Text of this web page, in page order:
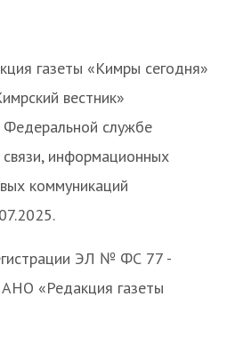
газеты «Кимры сегодня»
вестник»
Федеральной службе
информационных
коммуникаций
ЭЛ № ФС 77 -
«Редакция газеты